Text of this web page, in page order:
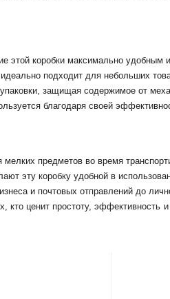
этой коробки максимально
подходит для небольших
защищая содержимое от
благодаря своей
предметов во время
эту коробку удобной в
и почтовых отправлений до
кто ценит простоту, эффективность